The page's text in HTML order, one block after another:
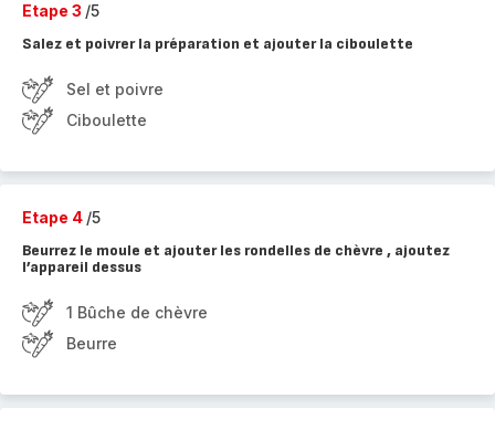
Etape 3 /5
Salez et poivrer la préparation et ajouter la ciboulette
Sel et poivre
Ciboulette
Etape 4 /5
Beurrez le moule et ajouter les rondelles de chèvre , ajoutez
l’appareil dessus
1 Bûche de chèvre
Beurre